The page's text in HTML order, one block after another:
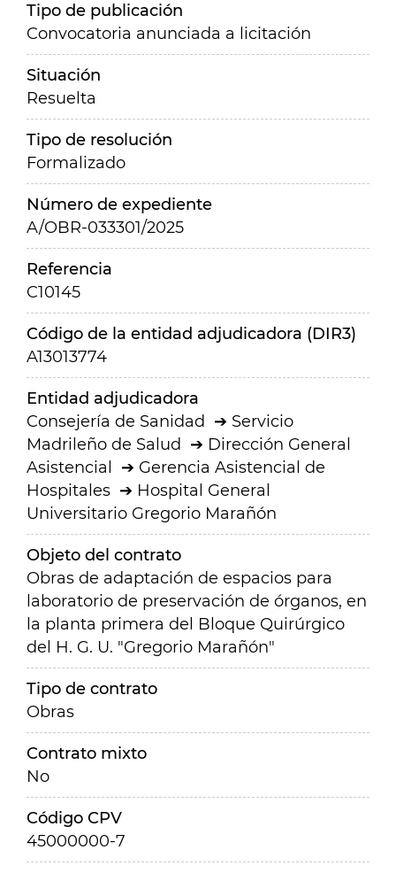
Tipo de publicación
Convocatoria anunciada a licitación
Situación
Resuelta
Tipo de resolución
Formalizado
Número de expediente
A/OBR-033301/2025
Referencia
C10145
Código de la entidad adjudicadora (DIR3)
A13013774
Entidad adjudicadora
Consejería de Sanidad
Servicio
Madrileño de Salud
Dirección General
Asistencial
Gerencia Asistencial de
Hospitales
Hospital General
Universitario Gregorio Marañón
Objeto del contrato
Obras de adaptación de espacios para
laboratorio de preservación de órganos, en
la planta primera del Bloque Quirúrgico
del H. G. U. "Gregorio Marañón"
Tipo de contrato
Obras
Contrato mixto
No
Código CPV
45000000-7